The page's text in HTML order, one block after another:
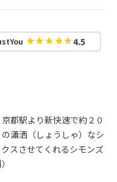
4.5
都駅より新快速で約２０
瀟洒（しょうしゃ）なシ
スさせてくれるシモンズ